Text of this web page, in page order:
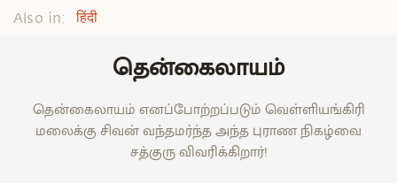
Also in: हिंदी
தென்கைலாயம்
தென்கைலாயம் எனப்போற்றப்படும் வெள்ளியங்கிரி
மலைக்கு சிவன் வந்தமர்ந்த அந்த புராண நிகழ்வை
சத்குரு விவரிக்கிறார்!